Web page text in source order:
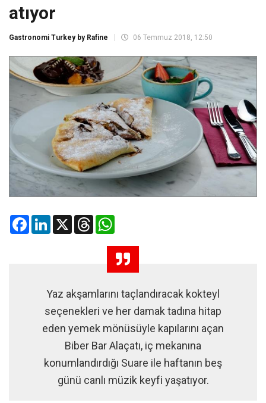
atıyor
Gastronomi Turkey by Rafine 06 Temmuz 2018, 12:50
FacebookLinkedIn
X Threads
Yaz akşamlarını taçlandıracak kokteyl
seçenekleri ve her damak tadına hitap
eden yemek mönüsüyle kapılarını açan
Biber Bar Alaçatı, iç mekanına
konumlandırdığı Suare ile haftanın beş
günü canlı müzik keyfi yaşatıyor.